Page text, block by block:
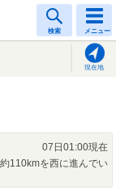
検索 メニュー
現在地
07日01:00現在
110kmを西に進んでい